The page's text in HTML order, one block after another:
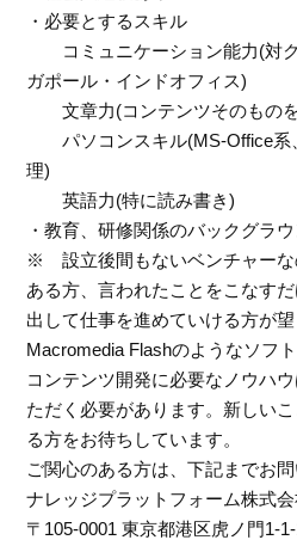
・必要とするスキル
コミュニケーション能力(対ク
ガポール・インドオフィス)
文章力(コンテンツそのものを
パソコンスキル(MS-Office系
理)
英語力(特に読み書き)
・教育、研修関係のバックグラ
※ 設立後間もないベンチャーな
ある方、言われたことをこなす
出して仕事を進めていける方が望
Macromedia Flashのようなソフ
コンテンツ開発に必要なノウハ
ただく必要があります。新しい
る方をお待ちしています。
ご関心のある方は、下記までお問
ナレッジプラットフォーム株式会
〒105-0001 東京都港区虎ノ門1-